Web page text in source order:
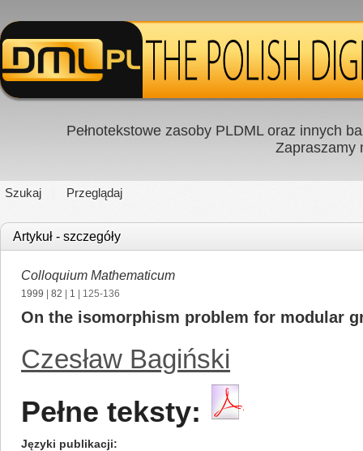
Pełnotekstowe zasoby PLDML oraz innych
Zapraszamy
Szukaj Przeglądaj
Artykuł - szczegóły
Colloquium Mathematicum
1999 82 1 | 125-136
On the isomorphism problem for modular
Czesław Bagiński
Pełne teksty:
Języki publikacji